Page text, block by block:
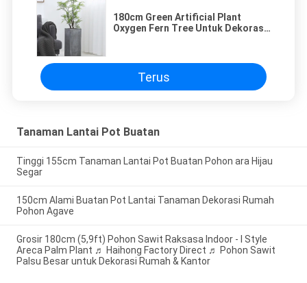
180cm Green Artificial Plant
Oxygen Fern Tree Untuk Dekorasi
Terus
Tanaman Lantai Pot Buatan
Tinggi 155cm Tanaman Lantai Pot Buatan Pohon ara Hijau
Segar
150cm Alami Buatan Pot Lantai Tanaman Dekorasi Rumah
Pohon Agave
Grosir 180cm (5,9ft) Pohon Sawit Raksasa Indoor - I Style
Areca Palm Plant ♬ Haihong Factory Direct ♬ Pohon Sawit
Palsu Besar untuk Dekorasi Rumah & Kantor